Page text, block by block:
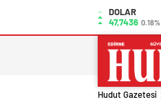
DOLAR
47,7436 0.18%
Hudut Gazetesi